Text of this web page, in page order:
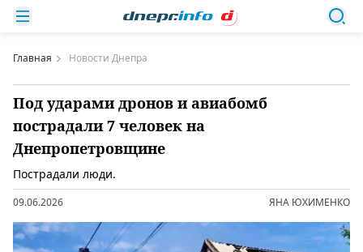
Главная Новости Днепра
Под ударами дронов и авиабомб
пострадали 7 человек на
Днепропетровщине
Пострадали люди.
09.06.2026 ЯНА ЮХИМЕНКО